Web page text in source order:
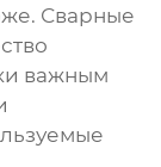
Сварные
важным